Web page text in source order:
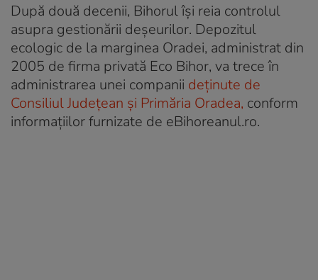
După două decenii, Bihorul își reia controlul
asupra gestionării deșeurilor. Depozitul
ecologic de la marginea Oradei, administrat din
2005 de firma privată Eco Bihor, va trece în
administrarea unei companii deținute de
Consiliul Județean și Primăria Oradea, conform
informațiilor furnizate de eBihoreanul.ro.